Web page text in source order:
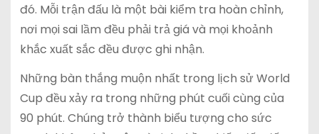
đó. Mỗi trận đấu là một bài kiểm tra hoàn chỉnh,
nơi mọi sai lầm đều phải trả giá và mọi khoảnh
khắc xuất sắc đều được ghi nhận.
Những bàn thắng muộn nhất trong lịch sử World
Cup đều xảy ra trong những phút cuối cùng của
90 phút. Chúng trở thành biểu tượng cho sức